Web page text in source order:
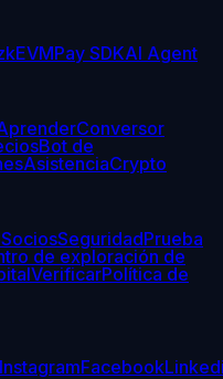
Pay SDKAI Agent
Conversor
Bot de
AsistenciaCrypto
SociosSeguridadPrueba
de exploración de
VerificarPolítica de
InstagramFacebook